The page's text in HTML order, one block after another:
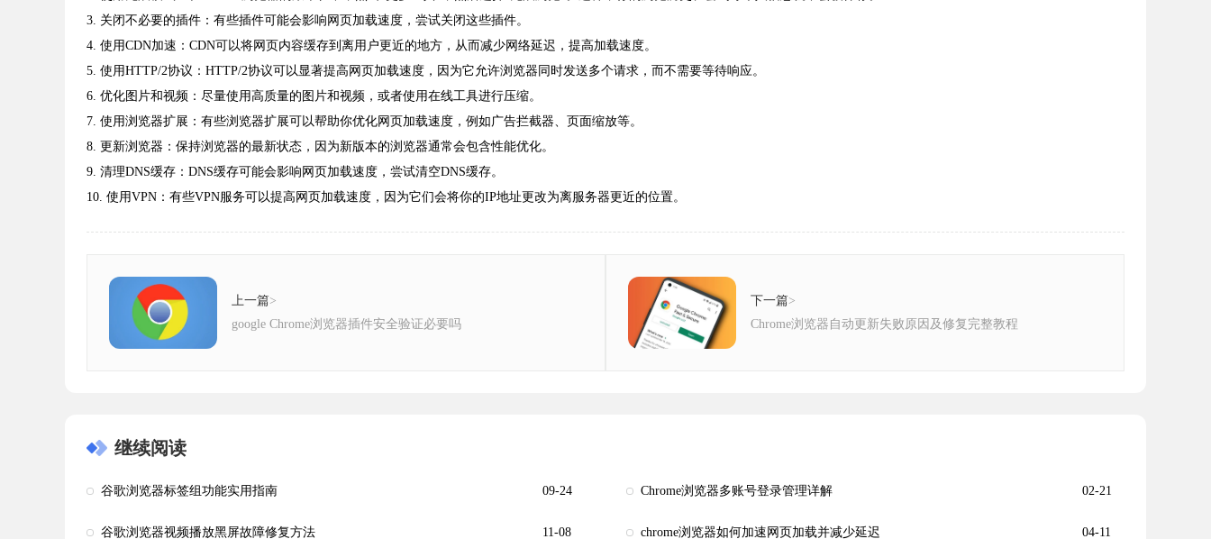
3. 关闭不必要的插件：有些插件可能会影响网页加载速度，尝试关闭这些插件。
4. 使用CDN加速：CDN可以将网页内容缓存到离用户更近的地方，从而减少网络延迟，提高加载速度。
5. 使用HTTP/2协议：HTTP/2协议可以显著提高网页加载速度，因为它允许浏览器同时发送多个请求，而不需要等待响应。
6. 优化图片和视频：尽量使用高质量的图片和视频，或者使用在线工具进行压缩。
7. 使用浏览器扩展：有些浏览器扩展可以帮助你优化网页加载速度，例如广告拦截器、页面缩放等。
8. 更新浏览器：保持浏览器的最新状态，因为新版本的浏览器通常会包含性能优化。
9. 清理DNS缓存：DNS缓存可能会影响网页加载速度，尝试清空DNS缓存。
10. 使用VPN：有些VPN服务可以提高网页加载速度，因为它们会将你的IP地址更改为离服务器更近的位置。
上一篇>
google Chrome浏览器插件安全验证必要吗
下一篇>
Chrome浏览器自动更新失败原因及修复完整教程
继续阅读
谷歌浏览器标签组功能实用指南 09-24 Chrome浏览器多账号登录管理详解 02-21
谷歌浏览器视频播放黑屏故障修复方法 11-08 chrome浏览器如何加速网页加载并减少延迟 04-11